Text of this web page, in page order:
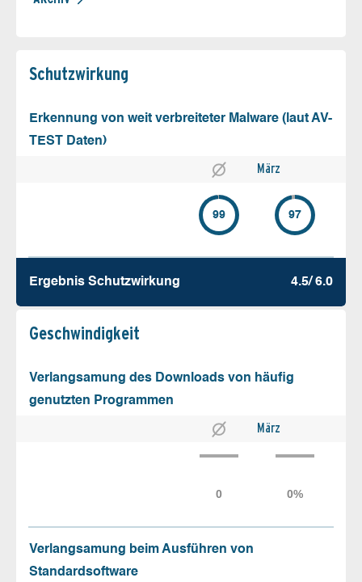
Schutz­wirkung
Erkennung von weit verbreiteter Malware (laut AV-
TEST Daten)
März
99 97
Ergebnis Schutz­wirkung 4.5/ 6.0
Geschw­indigkeit
Verlangsamung des Downloads von häufig
genutzten Programmen
März
Verlangsamung beim Ausführen von
Standardsoftware